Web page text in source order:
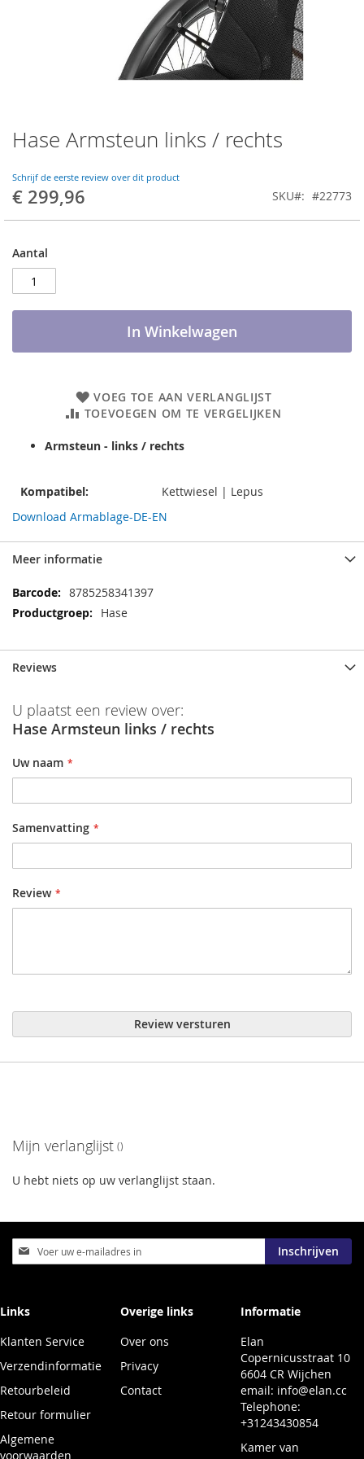
Hase Armsteun links / rechts
Schrijf de eerste review over dit product
€ 299,96 SKU #22773
Aantal
In Winkelwagen
VOEG TOE AAN VERLANGLIJST
TOEVOEGEN OM TE VERGELIJKEN
Armsteun - links / rechts
Kompatibel:
Kettwiesel | Lepus
Download Armablage-DE-EN
Ga
naar
begin
van
de
gallerij
Meer informatie
Meer
informatie
8785258341397
Hase
Reviews
U plaatst een review over:
Hase Armsteun links / rechts
Uw naam
Samenvatting
Review
Review versturen
Mijn verlanglijst
U hebt niets op uw verlanglijst staan.
Abonneer
u
nieuwsbrief
Inschrijven
Links
Klanten Service
Verzendinformatie
Retourbeleid
Retour formulier
Algemene
voorwaarden
Overige links
Over ons
Privacy
Contact
Informatie
Elan
Copernicusstraat 10
6604 CR Wijchen
email: info@elan.cc
Telephone:
+31243430854
Kamer van